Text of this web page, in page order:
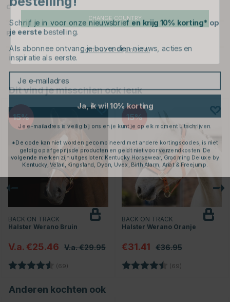
Over het Merk
Productbeoordelingen
Dit vind je misschien ook leuk
15
BACK ON TRACK
Halster Werano Bruin
V.a. €25.46 V.a. €29.95
Beoordeling: (69)
15
BACK ON TRACK
Halster Werano Oranje
€31.41 €36.95
Beoordeling: (69)
Anderen kochten ook
CHANGE COUNTRY
Continue to equinest.nl
Schrijf je in voor onze nieuwsbriefen krijg 10% korting* op
je eerstebestelling.
Als abonnee ontvang je bovendien nieuws, acties en
inspiratie als eerste.
Je e-mailadres
Ja, ik wil 10% korting
Je e-mailadres is veilig bij ons en je kunt je op elk moment uitschrijven.
*De code kan niet worden gecombineerd met andere kortingscodes, is niet
geldig op afgeprijsde producten en geldt niet voor verzendkosten. De
volgende merken zijn uitgesloten: Kentucky Horsewear, Grooming Deluxe by
Kentucky, Velari, Kingsland, Dyon, Uvex, Birth Alarm, Ariat & Freejump.